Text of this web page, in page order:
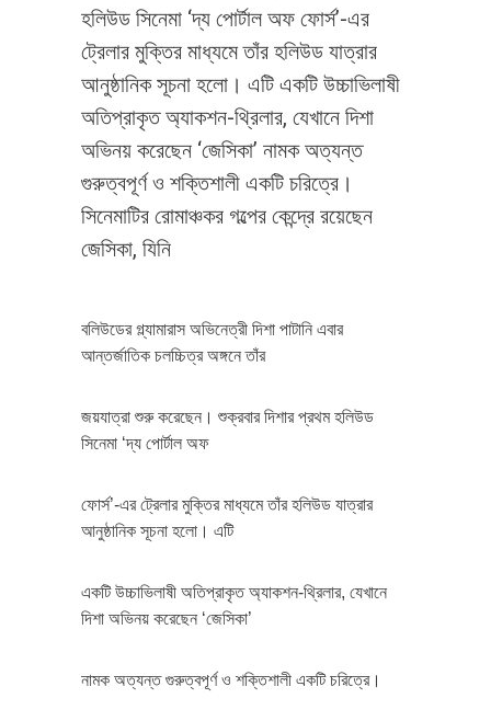
হলিউড সিনেমা ‘দ্য পোর্টাল অফ ফোর্স’-এর
ট্রেলার মুক্তির মাধ্যমে তাঁর হলিউড যাত্রার
আনুষ্ঠানিক সূচনা হলো। এটি একটি উচ্চাভিলাষী
অতিপ্রাকৃত অ্যাকশন-থ্রিলার, যেখানে দিশা
অভিনয় করেছেন ‘জেসিকা’ নামক অত্যন্ত
গুরুত্বপূর্ণ ও শক্তিশালী একটি চরিত্রে।
সিনেমাটির রোমাঞ্চকর গল্পের কেন্দ্রে রয়েছেন
জেসিকা, যিনি
বলিউডের গ্ল্যামারাস অভিনেত্রী দিশা পাটানি এবার
আন্তর্জাতিক চলচ্চিত্র অঙ্গনে তাঁর
জয়যাত্রা শুরু করেছেন। শুক্রবার দিশার প্রথম হলিউড
সিনেমা ‘দ্য পোর্টাল অফ
ফোর্স’-এর ট্রেলার মুক্তির মাধ্যমে তাঁর হলিউড যাত্রার
আনুষ্ঠানিক সূচনা হলো। এটি
একটি উচ্চাভিলাষী অতিপ্রাকৃত অ্যাকশন-থ্রিলার, যেখানে
দিশা অভিনয় করেছেন ‘জেসিকা’
নামক অত্যন্ত গুরুত্বপূর্ণ ও শক্তিশালী একটি চরিত্রে।